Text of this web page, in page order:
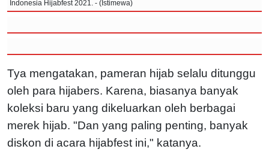
Indonesia Hijabfest 2021. - (Istimewa)
Tya mengatakan, pameran hijab selalu ditunggu
oleh para hijabers. Karena, biasanya banyak
koleksi baru yang dikeluarkan oleh berbagai
merek hijab. "Dan yang paling penting, banyak
diskon di acara hijabfest ini," katanya.